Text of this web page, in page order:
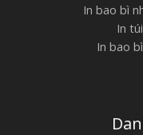
In bao bì
In
In bao